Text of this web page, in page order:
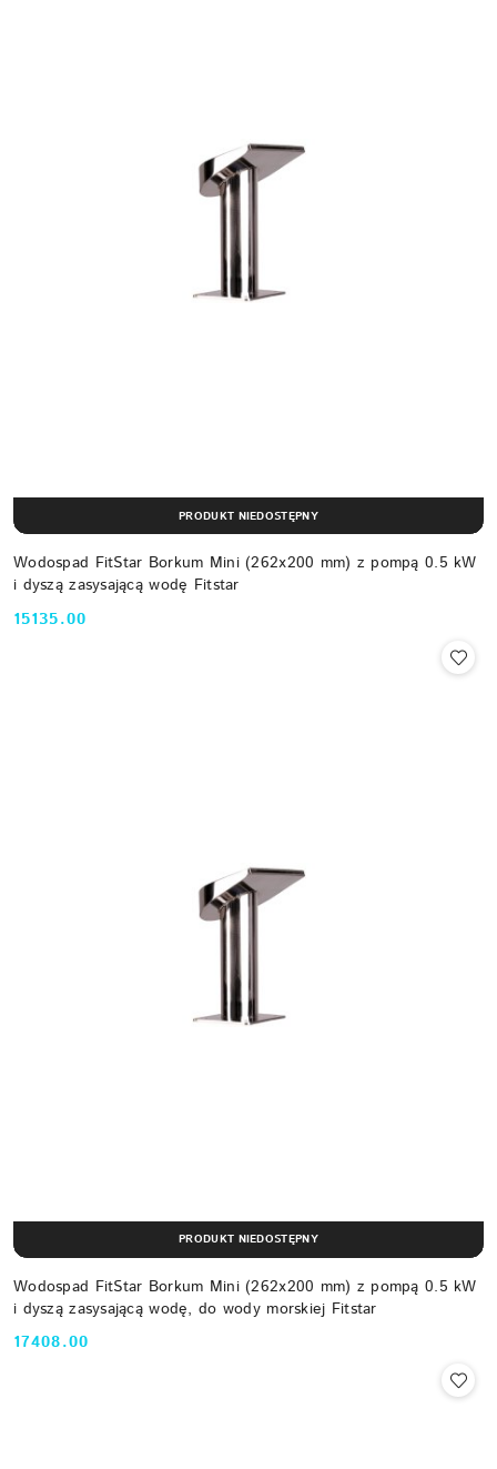
Wodospad FitStar Borkum Mini (262x200 mm) z pompą 0.5 kW
i dyszą zasysającą wodę Fitstar
Cena:
15135.00
PRODUKT NIEDOSTĘPNY
Wodospad FitStar Borkum Mini (262x200 mm) z pompą 0.5 kW
i dyszą zasysającą wodę, do wody morskiej Fitstar
Cena:
17408.00
PRODUKT NIEDOSTĘPNY